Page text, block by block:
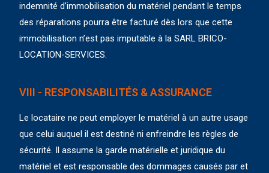
indemnité d’immobilisation du matériel pendant le temps
des réparations pourra être facturé dès lors que cette
immobilisation n’est pas imputable à la SARL BRICO-
LOCATION-SERVICES.
VIII - RESPONSABILITÉS & ASSURANCE
Le locataire ne peut employer le matériel à un autre usage
que celui auquel il est destiné ni enfreindre les règles de
sécurité. Il assume la garde matérielle et juridique du
matériel et est responsable des dommages causés par et